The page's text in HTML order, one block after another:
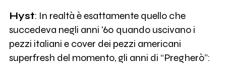
Hyst: In realtà è esattamente quello che
succedeva negli anni '60 quando uscivano i
pezzi italiani e cover dei pezzi americani
superfresh del momento, gli anni di “Pregherò”: